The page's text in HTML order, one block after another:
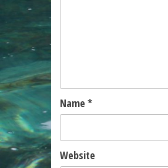
Name *
Website